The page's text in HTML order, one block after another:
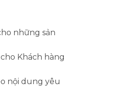
những sản
Khách hàng
nội dung yêu